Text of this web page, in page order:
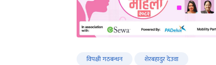
विपक्षी गठबन्धन शेरबहादुर देउवा